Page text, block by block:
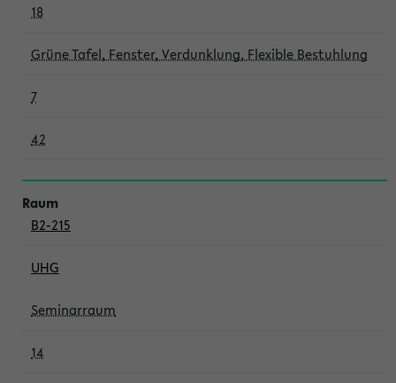
18
Grüne Tafel, Fenster, Verdunklung, Flexible Bestuhlung
7
42
B2-215
UHG
Seminarraum
14